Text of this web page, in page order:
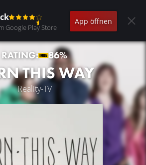
Google Play Store
App öffnen
RATING: 86%
THIS WAY
Reality-TV